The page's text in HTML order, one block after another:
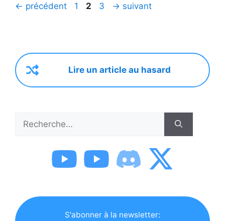
Navigation
← précédent Page
1 Page
2 Page
3 → suivant
Lire un article au hasard
Rechercher :
S'abonner à la newsletter: